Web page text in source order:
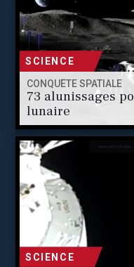
SCIENCE
CONQUÊTE SPATIALE
73 alunissages
lunaire
SCIENCE